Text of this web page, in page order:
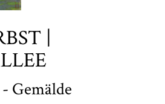
|
Gemälde